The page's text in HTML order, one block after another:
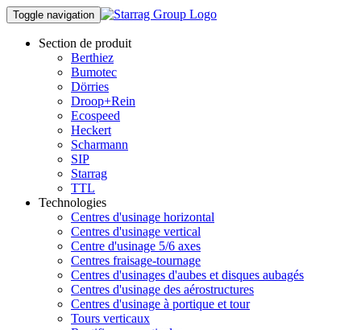
Toggle navigation
Section de produit
Berthiez
Bumotec
Dörries
Droop+Rein
Ecospeed
Heckert
Scharmann
SIP
Starrag
TTL
Technologies
Centres d'usinage horizontal
Centres d'usinage vertical
Centre d'usinage 5/6 axes
Centres fraisage-tournage
Centres d'usinages d'aubes et disques aubagés
Centres d'usinage des aérostructures
Centres d'usinage à portique et tour
Tours verticaux